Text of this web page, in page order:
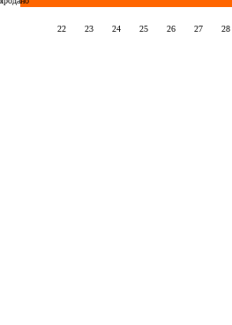
22 23 24 25 26 27 28